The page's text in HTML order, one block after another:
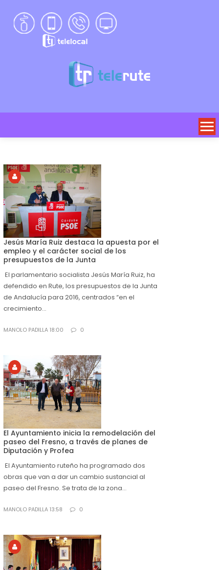
Jesús María Ruiz destaca la apuesta por el
empleo y el carácter social de los
presupuestos de la Junta
El parlamentario socialista Jesús María Ruiz, ha
defendido en Rute, los presupuestos de la Junta
de Andalucía para 2016, centrados “en el
crecimiento...
MANOLO PADILLA 18:00 0
El Ayuntamiento inicia la remodelación del
paseo del Fresno, a través de planes de
Diputación y Profea
El Ayuntamiento ruteño ha programado dos
obras que van a dar un cambio sustancial al
paseo del Fresno. Se trata de la zona...
MANOLO PADILLA 13:58 0